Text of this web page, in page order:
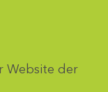
Website der